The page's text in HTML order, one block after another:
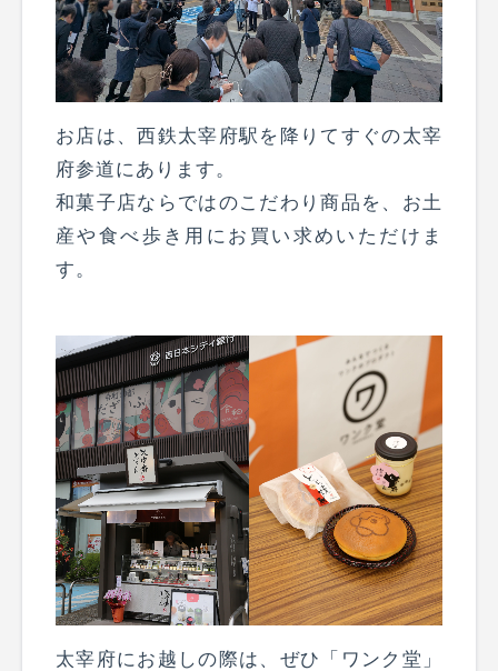
お店は、西鉄太宰府駅を降りてすぐの太宰
府参道にあります。
和菓子店ならではのこだわり商品を、お土
産や食べ歩き用にお買い求めいただけま
す。
太宰府にお越しの際は、ぜひ「ワンク堂」